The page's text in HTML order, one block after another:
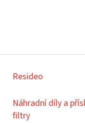
Resideo
Náhradní díly a
filtry